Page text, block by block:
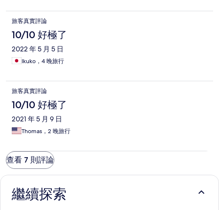
旅客真實評論
10/10 好極了
2022 年 5 月 5 日
Ikuko，4 晚旅行
旅客真實評論
10/10 好極了
2021 年 5 月 9 日
Thomas，2 晚旅行
查看 7 則評論
繼續探索